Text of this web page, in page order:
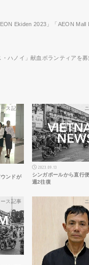
Ekiden 2023」「AEON
ハノイ」献血ボランティアを
ス記事
ンドが
2023.09.13
シンガポールから直行
週2往復
ース記事